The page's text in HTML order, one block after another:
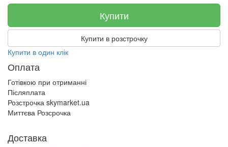
Купити
Купити в розстрочку
Купити в один клік
Оплата
Готівкою при отриманні
Післяплата
Розстрочка skymarket.ua
Миттєва Розсрочка
Доставка